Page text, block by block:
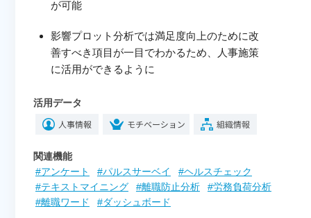
が可能
影響プロット分析では満足度向上のために改
善すべき項目が一目でわかるため、人事施策
に活用ができるように
活用データ
関連機能
#アンケート
#パルスサーベイ
#ヘルスチェック
#テキストマイニング
#離職防止分析
#労務負荷分析
#離職ワード
#ダッシュボード